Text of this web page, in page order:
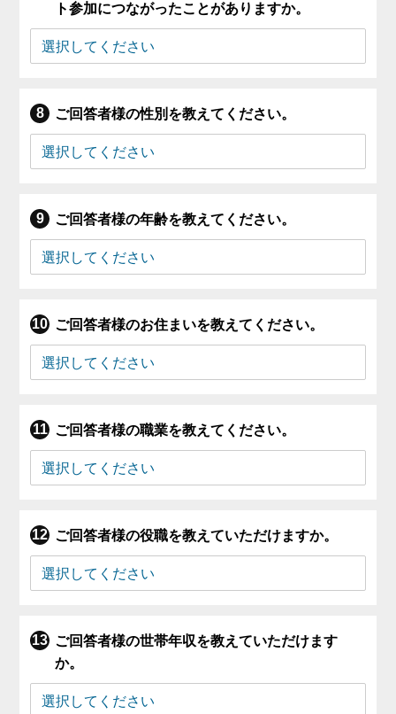
ト参加につながったことがありますか。
ご回答者様の性別を教えてください。
ご回答者様の年齢を教えてください。
ご回答者様のお住まいを教えてください。
ご回答者様の職業を教えてください。
ご回答者様の役職を教えていただけますか。
ご回答者様の世帯年収を教えていただけます
か。